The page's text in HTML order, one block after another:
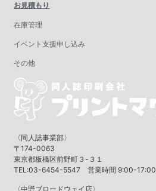
お見積もり
在庫管理
イベント支援申し込み
その他
〈同人誌事業部〉
〒174-0063
東京都板橋区前野町３-３１
TEL:03-6454-5547 営業時間 9:00-17:00
〈中野ブロードウェイ店〉